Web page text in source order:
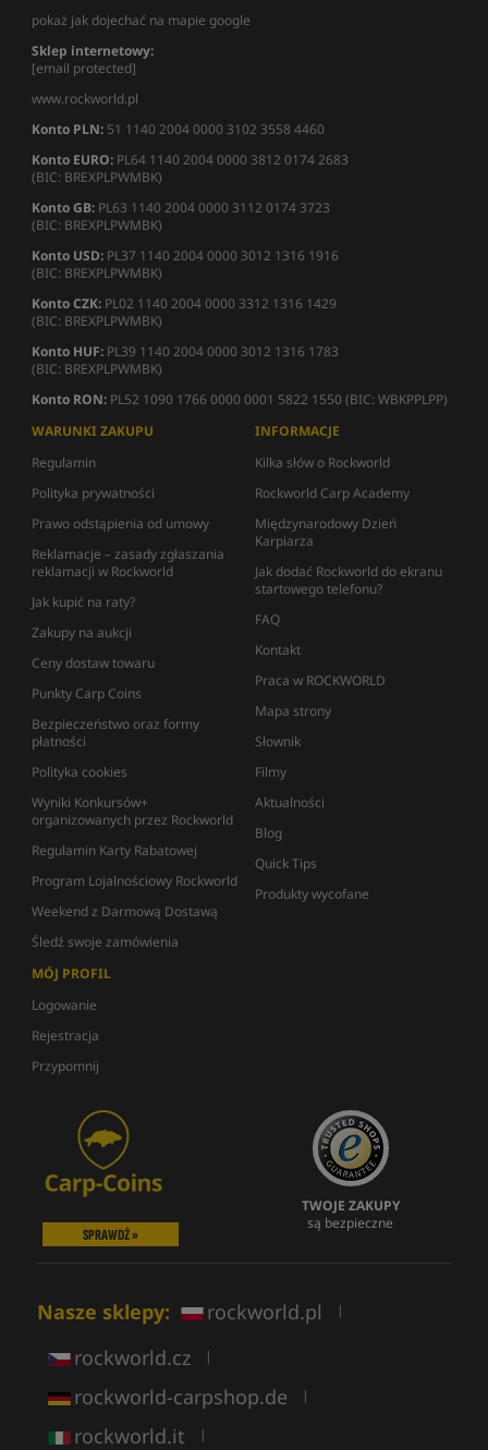
pokaż jak dojechać na mapie google
Sklep internetowy:
[email protected]
www.rockworld.pl
Konto PLN: 51 1140 2004 0000 3102 3558 4460
Konto EURO: PL64 1140 2004 0000 3812 0174 2683
(BIC: BREXPLPWMBK)
Konto GB: PL63 1140 2004 0000 3112 0174 3723
(BIC: BREXPLPWMBK)
Konto USD: PL37 1140 2004 0000 3012 1316 1916
(BIC: BREXPLPWMBK)
Konto CZK: PL02 1140 2004 0000 3312 1316 1429
(BIC: BREXPLPWMBK)
Konto HUF: PL39 1140 2004 0000 3012 1316 1783
(BIC: BREXPLPWMBK)
Konto RON: PL52 1090 1766 0000 0001 5822 1550 (BIC: WBKPPLPP)
WARUNKI ZAKUPU
Regulamin
Polityka prywatności
Prawo odstąpienia od umowy
Reklamacje – zasady zgłaszania
reklamacji w Rockworld
Jak kupić na raty?
Zakupy na aukcji
Ceny dostaw towaru
Punkty Carp Coins
Bezpieczeństwo oraz formy
płatności
Polityka cookies
Wyniki Konkursów+
organizowanych przez Rockworld
Regulamin Karty Rabatowej
Program Lojalnościowy Rockworld
Weekend z Darmową Dostawą
Śledź swoje zamówienia
INFORMACJE
Kilka słów o Rockworld
Rockworld Carp Academy
Międzynarodowy Dzień
Karpiarza
Jak dodać Rockworld do ekranu
startowego telefonu?
FAQ
Kontakt
Praca w ROCKWORLD
Mapa strony
Słownik
Filmy
Aktualności
Blog
Quick Tips
Produkty wycofane
MÓJ PROFIL
Logowanie
Rejestracja
Przypomnij
SPRAWDŹ »
TWOJE ZAKUPY
są bezpieczne
Nasze sklepy: rockworld.pl |
rockworld.cz |
rockworld-carpshop.de |
rockworld.it |